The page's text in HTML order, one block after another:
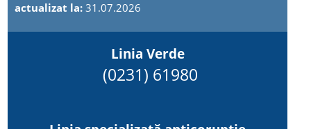
actualizat la:31.07.2026
Linia Verde
(0231) 61980